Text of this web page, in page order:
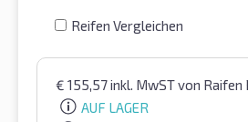
Reifen Vergleichen
€ 155,57inkl. MwSTvon Raifen
AUF LAGER